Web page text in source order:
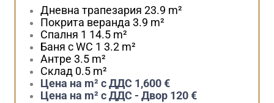
Дневна трапезария 23.9 m²
Покрита веранда 3.9 m²
Спалня 1 14.5 m²
Баня с WC 1 3.2 m²
Антре 3.5 m²
Склад 0.5 m²
Цена на m² с ДДС 1,600 €
Цена на m² с ДДС - Двор 120 €